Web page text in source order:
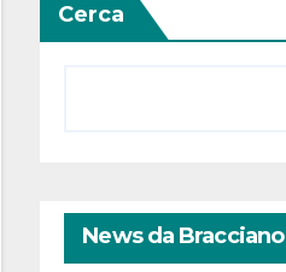
Cerca
News da Bracciano